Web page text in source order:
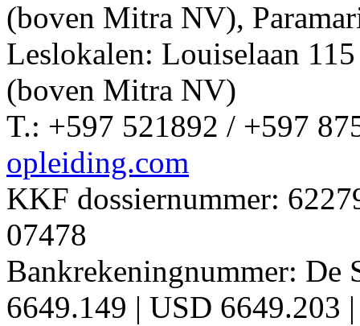
(boven Mitra NV),
Leslokalen: Louiselaan
(boven Mitra NV)
T.: +597 521892 / +597
opleiding.com
KKF dossiernummer:
07478
Bankrekeningnummer: De
6649.149 | USD 6649.203